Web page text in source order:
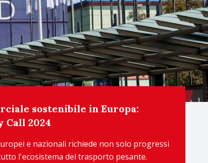
sostenibile in Europa:
Call 2024
e nazionali richiede non solo progressi
l'ecosistema del trasporto pesante.